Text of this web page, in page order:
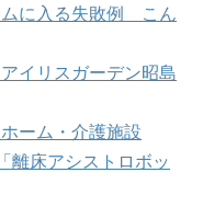
ムに入る失敗例 こん
イリスガーデン昭島
ーム・介護施設
離床アシストロボッ